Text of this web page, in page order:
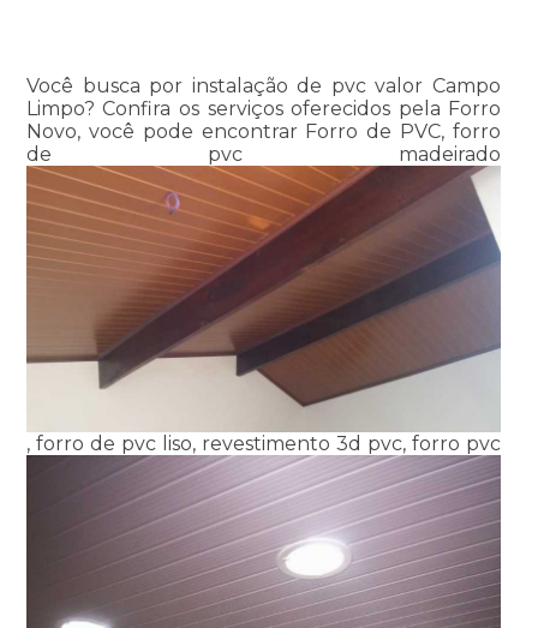
Você busca por instalação de pvc valor Campo
Limpo? Confira os serviços oferecidos pela Forro
Novo, você pode encontrar Forro de PVC, forro
de pvc madeirado
, forro de pvc liso, revestimento 3d pvc, forro pvc